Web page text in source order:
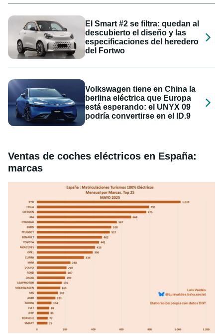
El Smart #2 se filtra: quedan al
descubierto el diseño y las
especificaciones del heredero
del Fortwo
Volkswagen tiene en China la
berlina eléctrica que Europa
está esperando: el UNYX 09
podría convertirse en el ID.9
Ventas de coches eléctricos en España:
marcas